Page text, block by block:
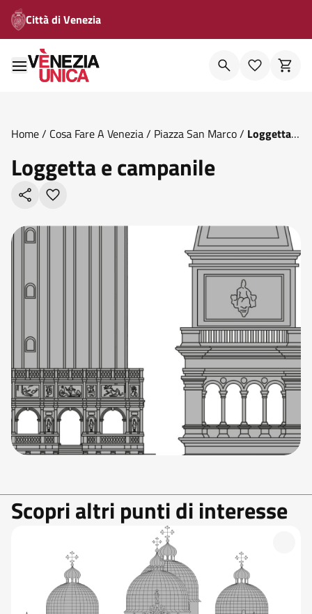
Città di Venezia
Home/ Cosa Fare A Venezia/ Piazza San Marco/ Loggetta E
Loggetta e campanile
Scopri altri punti di interesse